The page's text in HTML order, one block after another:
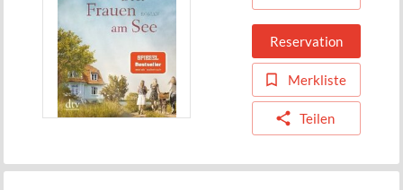
Reservation
Merkliste
Teilen